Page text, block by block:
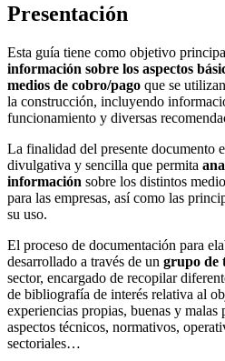
Presentación
Esta guía tiene como objetivo
información sobre los aspectos
medios de cobro/pago que se
la construcción, incluyendo
funcionamiento y diversas
La finalidad del presente documento
divulgativa y sencilla que permita
información sobre los distintos
para las empresas, así como las
su uso.
El proceso de documentación para
desarrollado a través de un grupo de
sector, encargado de recopilar
de bibliografía de interés relativa al
experiencias propias, buenas y malas
aspectos técnicos, normativos,
sectoriales…